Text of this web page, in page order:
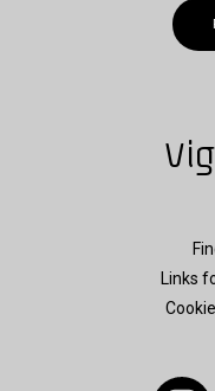
Links